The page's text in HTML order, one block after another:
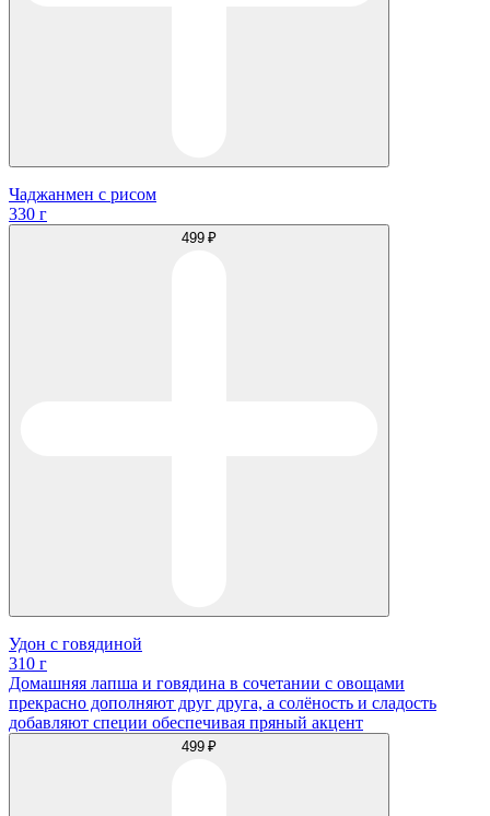
Чаджанмен с рисом
330 г
499 ₽
Удон с говядиной
310 г
Домашняя лапша и говядина в сочетании с овощами
прекрасно дополняют друг друга, а солёность и сладость
добавляют специи обеспечивая пряный акцент
499 ₽